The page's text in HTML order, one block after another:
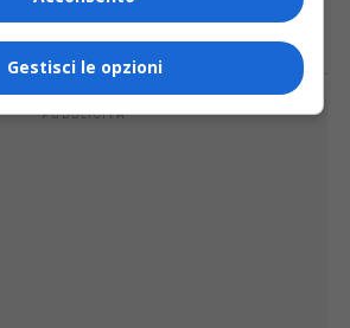
PUBBLICITÀ
Gestisci le opzioni